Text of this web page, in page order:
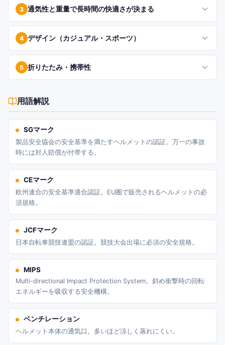
3 通気性と重量で長時間の快適さが決まる
4 デザイン（カジュアル・スポーツ）
5 折りたたみ・携帯性
用語解説
SGマーク
製品安全協会の安全基準を満たすヘルメットの認証。万一の事故
時には対人賠償が付帯する。
CEマーク
欧州連合の安全基準適合認証。EU圏で販売されるヘルメットの必
須規格。
JCFマーク
日本自転車競技連盟の認証。競技大会出場に必須の安全規格。
MIPS
Multi-directional Impact Protection System。斜め衝撃時の回転
エネルギーを吸収する安全機構。
ベンチレーション
ヘルメット本体の通気口。多いほど涼しく蒸れにくい。